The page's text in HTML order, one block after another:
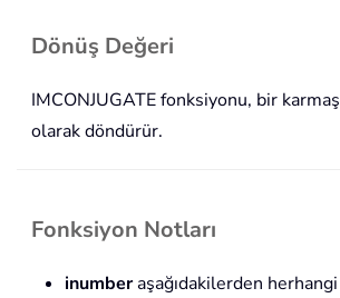
Dönüş Değeri
IMCONJUGATE fonksiyonu, bir
olarak döndürür.
Fonksiyon Notları
inumberaşağıdakilerden